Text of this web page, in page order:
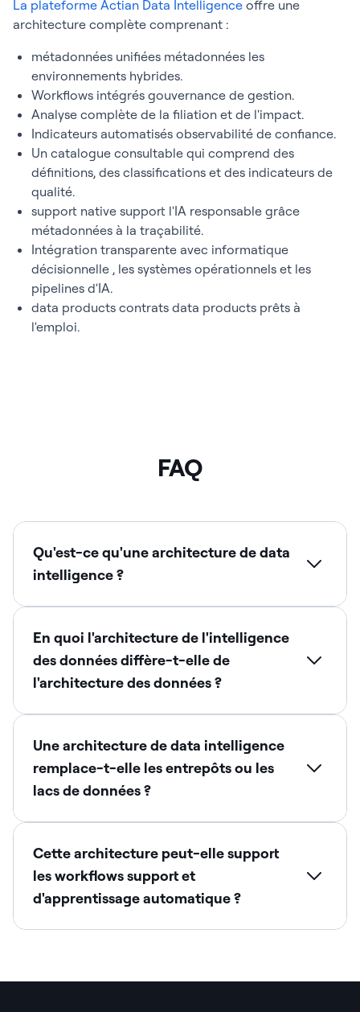
La plateforme Actian Data Intelligence offre une
architecture complète comprenant :
métadonnées unifiées métadonnées les
environnements hybrides.
Workflows intégrés gouvernance de gestion.
Analyse complète de la filiation et de l'impact.
Indicateurs automatisés observabilité de confiance.
Un catalogue consultable qui comprend des
définitions, des classifications et des indicateurs de
qualité.
support native support l'IA responsable grâce
métadonnées à la traçabilité.
Intégration transparente avec informatique
décisionnelle , les systèmes opérationnels et les
pipelines d'IA.
data products contrats data products prêts à
l'emploi.
FAQ
Qu'est-ce qu'une architecture de data
intelligence ?
En quoi l'architecture de l'intelligence
des données diffère-t-elle de
l'architecture des données ?
Une architecture de data intelligence
remplace-t-elle les entrepôts ou les
lacs de données ?
Cette architecture peut-elle support
les workflows support et
d'apprentissage automatique ?